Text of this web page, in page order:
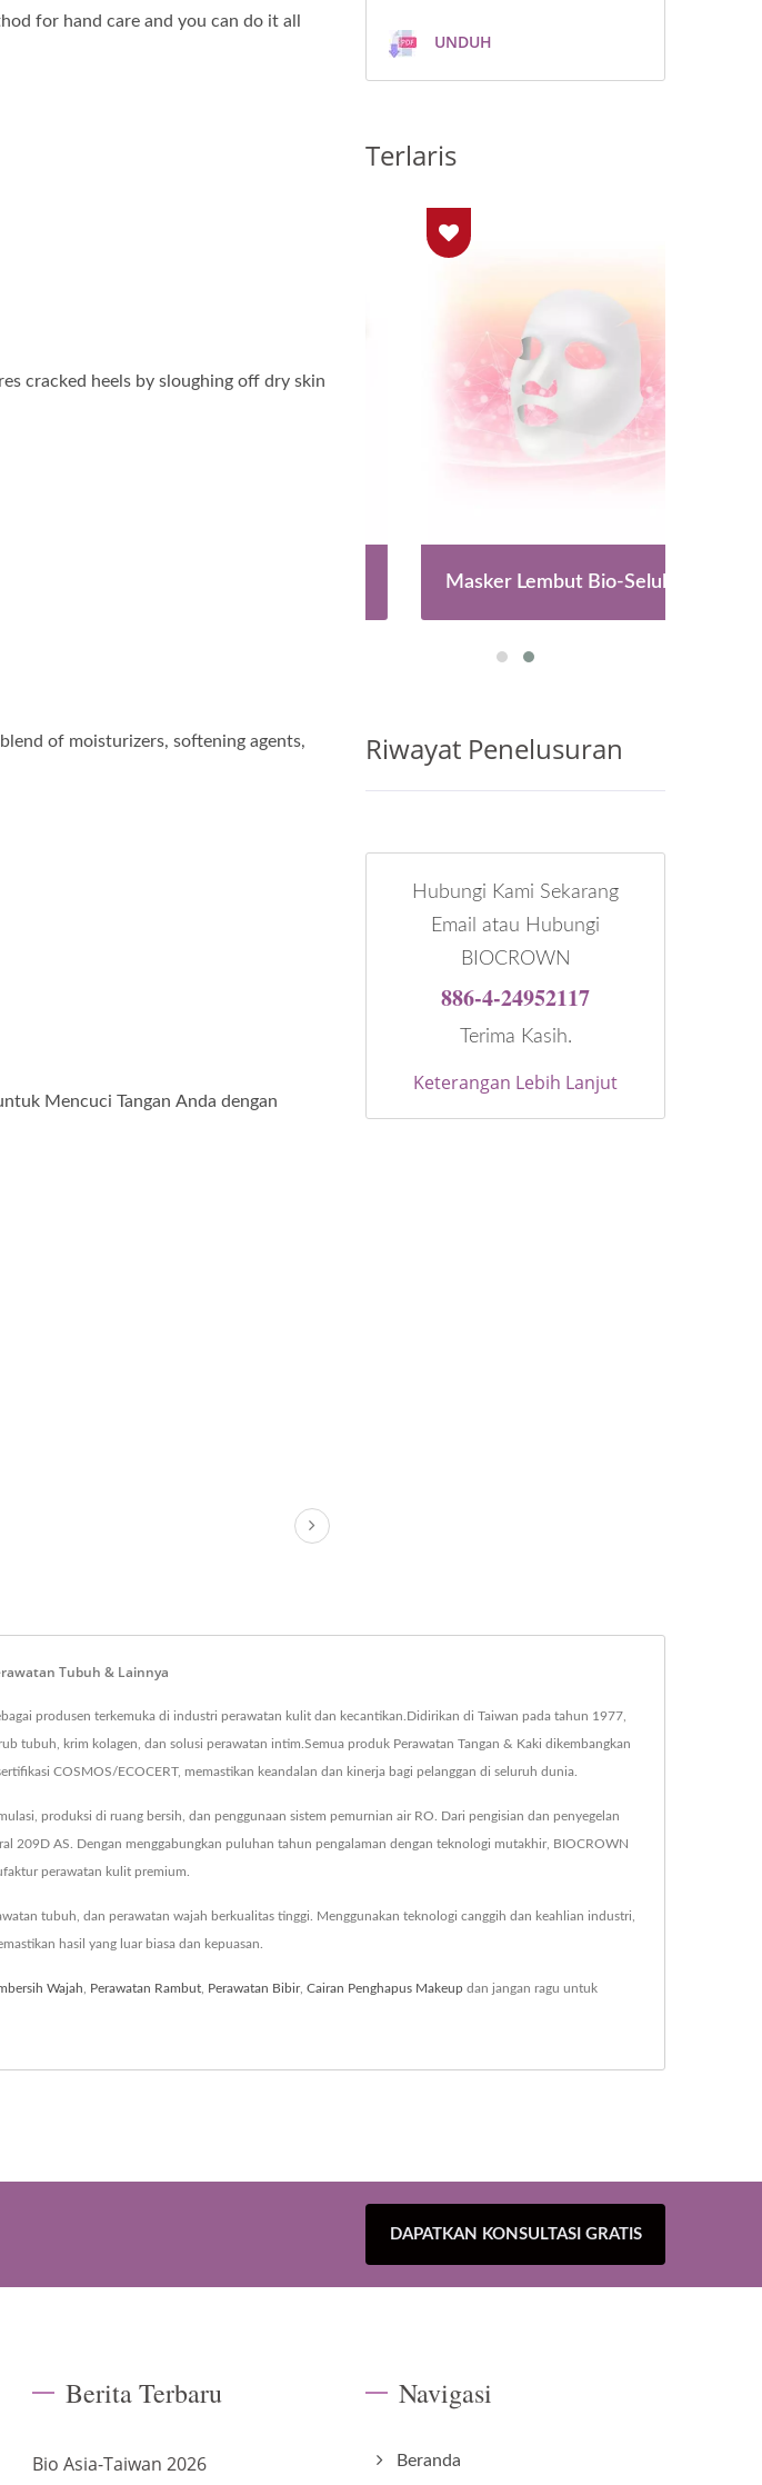
for hand care and you can do it all
cracked heels by sloughing off dry skin
of moisturizers, softening agents,
Mencuci Tangan Anda dengan
UNDUH
Terlaris
Masker Lembut Bio-Selulosa
Riwayat Penelusuran
Hubungi Kami Sekarang
Email atau Hubungi
BIOCROWN
886-4-24952117
Terima Kasih.
Keterangan Lebih Lanjut
Tubuh & Lainnya
produsen terkemuka di industri perawatan kulit dan kecantikan.Didirikan di Taiwan pada tahun 1977,
tubuh, krim kolagen, dan solusi perawatan intim.Semua produk Perawatan Tangan & Kaki dikembangkan
COSMOS/ECOCERT, memastikan keandalan dan kinerja bagi pelanggan di seluruh dunia.
produksi di ruang bersih, dan penggunaan sistem pemurnian air RO. Dari pengisian dan penyegelan
209D AS. Dengan menggabungkan puluhan tahun pengalaman dengan teknologi mutakhir, BIOCROWN
perawatan kulit premium.
tubuh, dan perawatan wajah berkualitas tinggi. Menggunakan teknologi canggih dan keahlian industri,
hasil yang luar biasa dan kepuasan.
Wajah Perawatan Rambut Perawatan Bibir, Cairan Penghapus Makeup dan jangan ragu untuk
DAPATKAN KONSULTASI GRATIS
Berita Terbaru
Bio Asia-Taiwan 2026
Navigasi
Beranda